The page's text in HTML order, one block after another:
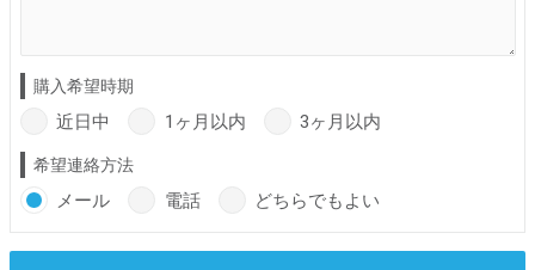
購入希望時期
近日中 1ヶ月以内 3ヶ月以内
希望連絡方法
メール 電話 どちらでもよい